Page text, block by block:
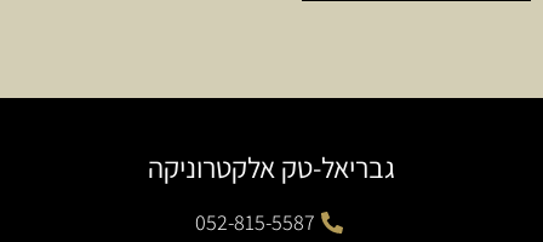
גבריאל-טק אלקטרוניקה
052-815-5587